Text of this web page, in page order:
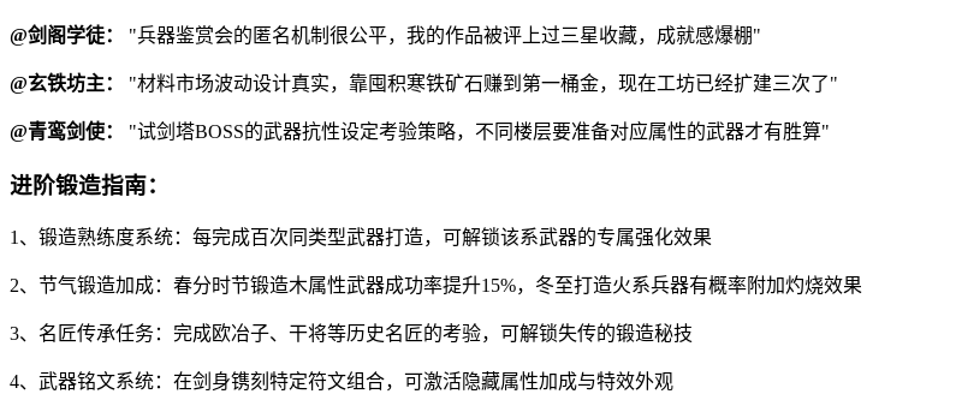
@剑阁学徒： "兵器鉴赏会的匿名机制很公平，我的作品被评上过三星收藏，成就感爆棚"
@玄铁坊主： "材料市场波动设计真实，靠囤积寒铁矿石赚到第一桶金，现在工坊已经扩建三次了"
@青鸾剑使： "试剑塔BOSS的武器抗性设定考验策略，不同楼层要准备对应属性的武器才有胜算"
进阶锻造指南：
1、锻造熟练度系统：每完成百次同类型武器打造，可解锁该系武器的专属强化效果
2、节气锻造加成：春分时节锻造木属性武器成功率提升15%，冬至打造火系兵器有概率附加灼烧效果
3、名匠传承任务：完成欧冶子、干将等历史名匠的考验，可解锁失传的锻造秘技
4、武器铭文系统：在剑身镌刻特定符文组合，可激活隐藏属性加成与特效外观